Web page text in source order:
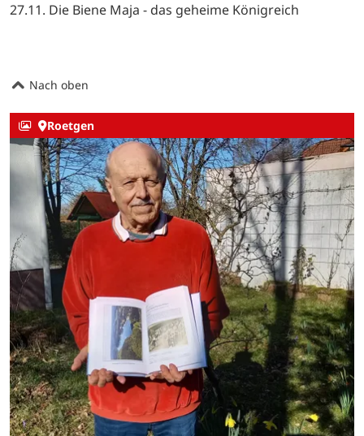
27.11. Die Biene Maja - das geheime Königreich
Nach oben
Roetgen